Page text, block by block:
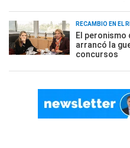
RECAMBIO EN EL
El peronismo
arrancó la
concursos